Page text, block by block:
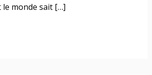
monde sait […]